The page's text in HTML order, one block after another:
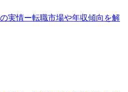
実情ー転職市場や年収傾向を解